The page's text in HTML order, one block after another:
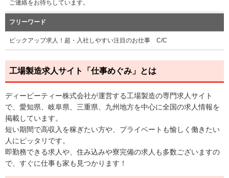
ご連絡をお待ちしています。
フリーワード
ピックアップ求人！超・入社しやすい注目のお仕事 C/C
工場製造求人サイト「仕事めぐみ」とは
ディーピーティー株式会社が運営する工場製造の専門求人サイト
で、愛知県、岐阜県、三重県、九州地方を中心に全国の求人情報を
掲載しています。
短い期間で高収入を稼ぎたい方や、プライベートも愉しく働きたい
人にピッタリです。
即勤務できる求人や、住み込みや寮完備の求人も多数ございますの
で、すぐに仕事も家も見つかります！